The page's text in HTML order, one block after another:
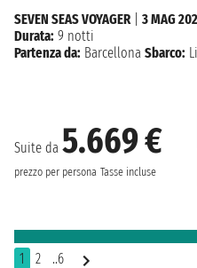
Suite da 5.669 €
prezzo per persona Tasse incluse
SEVEN SEAS VOYAGER| 3 MAG
Durata: 9 notti
Partenza da: Barcellona Sbarco:
1 2 ..6